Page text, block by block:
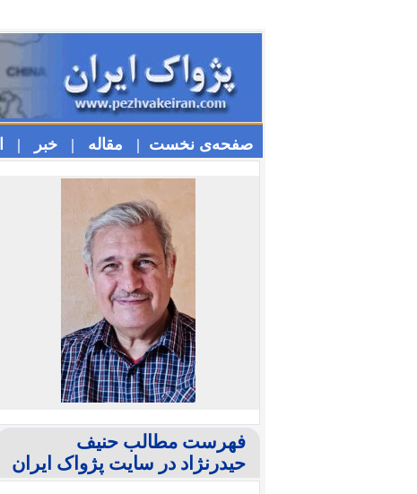
صفحه‌ی نخست | مقاله | خبر |
فهرست مطالب حنیف
حیدرنژاد در سایت پژواک ایران